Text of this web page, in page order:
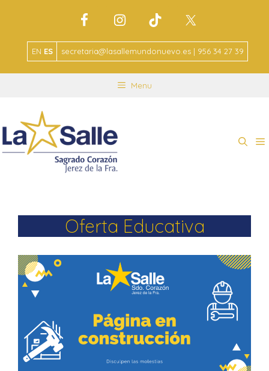
EN ES secretaria@lasallemundonuevo.es | 956 34 27 39
Menu
Oferta Educativa